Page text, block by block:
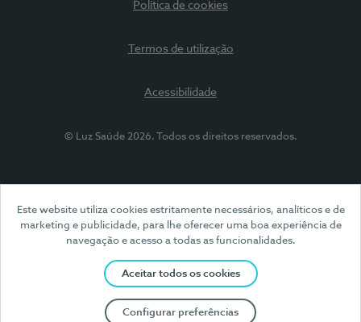
Este website utiliza cookies estritamente necessários, analíticos e de
marketing e publicidade, para lhe oferecer uma boa experiência de
navegação e acesso a todas as funcionalidades.
Aceitar todos os cookies
Configurar preferências
Política de cookies
Termos de utilização
Acessibilidade
© Luz Saúde 2026. Todos os direitos reservados.